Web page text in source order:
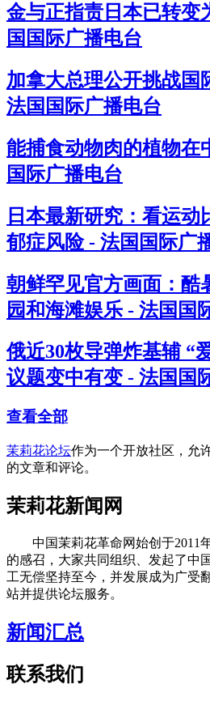
金与正指责日本已转变
国国际广播电台
加拿大总理公开挑战国
法国国际广播电台
能捕食动物肉的植物在
国际广播电台
日本最新研究：看运动
郁症风险 - 法国国际广
朝鲜罕见官方画面：酷
园和海滩娱乐 - 法国国
俄近30枚导弹炸基辅 “
议题变中有变 - 法国国
查看全部
茉莉花论坛作为一个开放社区，允
的文章和评论。
茉莉花新闻网
中国茉莉花革命网始创于2011
的感召，大家共同组织、发起了中
工无偿坚持至今，并发展成为广受
站并提供论坛服务。
新闻汇总
联系我们